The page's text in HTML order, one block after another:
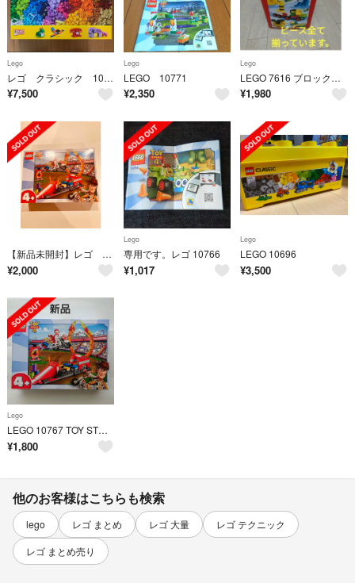
Lego
レゴ クラシック 10717 LEGO
¥7,500
Lego
LEGO 10771
¥2,350
Lego
LEGO 7616 ブロックセット 3歳から 赤箱
¥1,980
【新品未開封】レゴ トイストーリー4 10767
¥2,000
Lego
専用です。レゴ 10766
¥1,017
Lego
LEGO 10696
¥3,500
Lego
LEGO 10767 TOY STORY 4 トイ・ストーリー 新品未開封 レゴ
¥1,800
他のお客様はこちらも検索
lego レゴ まとめ レゴ 大量
レゴ テクニック
レゴ まとめ売り